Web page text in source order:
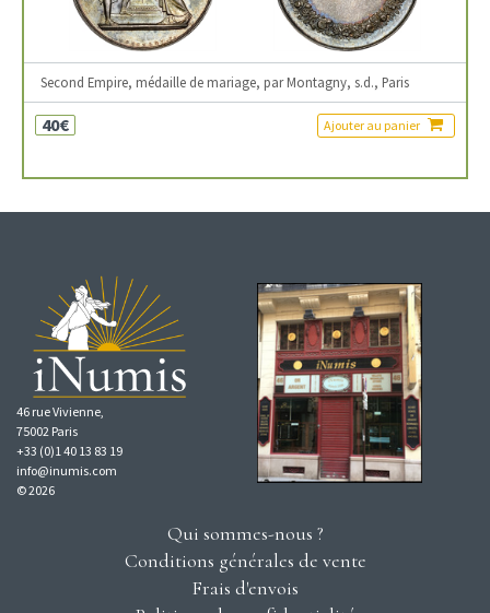
Second Empire, médaille de mariage, par Montagny, s.d., Paris
40€ Ajouter au panier
46 rue Vivienne,
75002 Paris
+33 (0)1 40 13 83 19
info@inumis.com
© 2026
Qui sommes-nous ?
Conditions générales de vente
Frais d'envois